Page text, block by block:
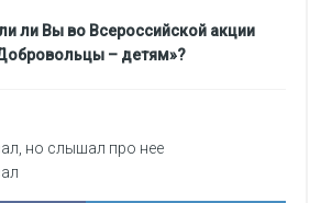
ли Вы во Всероссийской акции
– детям»?
но слышал про нее